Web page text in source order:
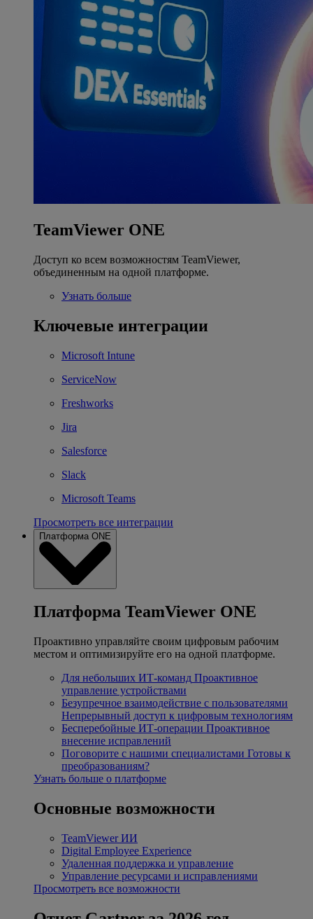
TeamViewer ONE
Доступ ко всем возможностям TeamViewer,
объединенным на одной платформе.
Узнать больше
Ключевые интеграции
Microsoft Intune
ServiceNow
Freshworks
Jira
Salesforce
Slack
Microsoft Teams
Просмотреть все интеграции
Платформа ONE
Платформа TeamViewer ONE
Проактивно управляйте своим цифровым рабочим
местом и оптимизируйте его на одной платформе.
Для небольших ИТ-команд Проактивное
управление устройствами
Безупречное взаимодействие с пользователями
Непрерывный доступ к цифровым технологиям
Бесперебойные ИТ-операции Проактивное
внесение исправлений
Поговорите с нашими специалистами Готовы к
преобразованиям?
Узнать больше о платформе
Основные возможности
TeamViewer ИИ
Digital Employee Experience
Удаленная поддержка и управление
Управление ресурсами и исправлениями
Просмотреть все возможности